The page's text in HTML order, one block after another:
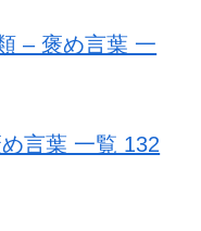
– 褒め言葉 一
言葉 一覧 132